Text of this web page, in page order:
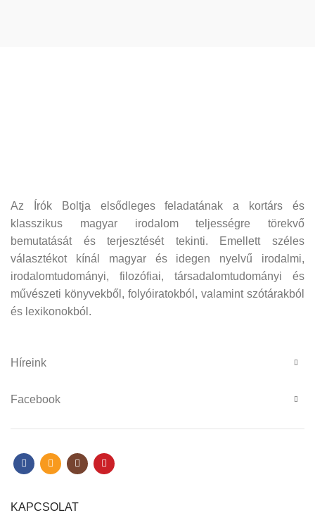
Az Írók Boltja elsődleges feladatának a kortárs és
klasszikus magyar irodalom teljességre törekvő
bemutatását és terjesztését tekinti. Emellett széles
választékot kínál magyar és idegen nyelvű irodalmi,
irodalomtudományi, filozófiai, társadalomtudományi és
művészeti könyvekből, folyóiratokból, valamint szótárakból
és lexikonokból.
Híreink
Facebook
KAPCSOLAT